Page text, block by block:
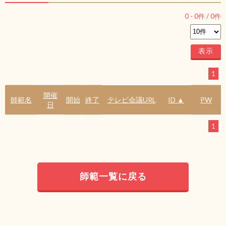
0 - 0件 /0件
1
師範名
開催
日
開始 終了 テレビ会議URL ID ▲ PW
1
師範一覧に戻る